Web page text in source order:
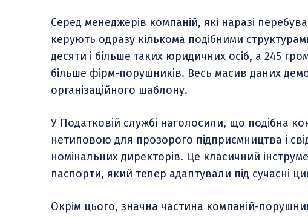
Серед менеджерів компаній, які наразі
керують одразу кількома подібними
десяти і більше таких юридичних осіб, а 245
більше фірм-порушників. Весь масив даних
організаційного шаблону.
У Податковій службі наголосили, що подібна
нетиповою для прозорого підприємництва і
номінальних директорів. Це класичний
паспорти, який тепер адаптували під сучасні
Окрім цього, значна частина компаній-